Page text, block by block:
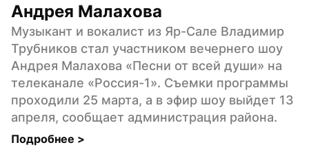
Андрея Малахова
Музыкант и вокалист из Яр-Сале Владимир
Трубников стал участником вечернего шоу
Андрея Малахова «Песни от всей души» на
телеканале «Россия-1». Съемки программы
проходили 25 марта, а в эфир шоу выйдет 13
апреля, сообщает администрация района.
Подробнее >